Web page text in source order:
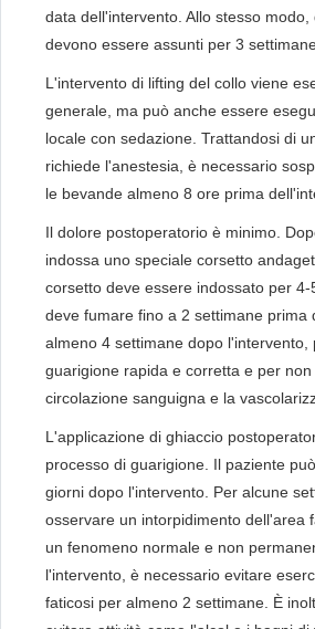
data dell'intervento. Allo stesso
devono essere assunti per 3
L'intervento di lifting del collo viene
generale, ma può anche essere
locale con sedazione. Trattandosi di
richiede l'anestesia, è necessario
le bevande almeno 8 ore prima
Il dolore postoperatorio è minimo.
indossa uno speciale corsetto
corsetto deve essere indossato per
deve fumare fino a 2 settimane prima
almeno 4 settimane dopo l'intervento,
guarigione rapida e corretta e per
circolazione sanguigna e la
L'applicazione di ghiaccio
processo di guarigione. Il paziente
giorni dopo l'intervento. Per alcune
osservare un intorpidimento dell'area
un fenomeno normale e non
l'intervento, è necessario evitare
faticosi per almeno 2 settimane. È